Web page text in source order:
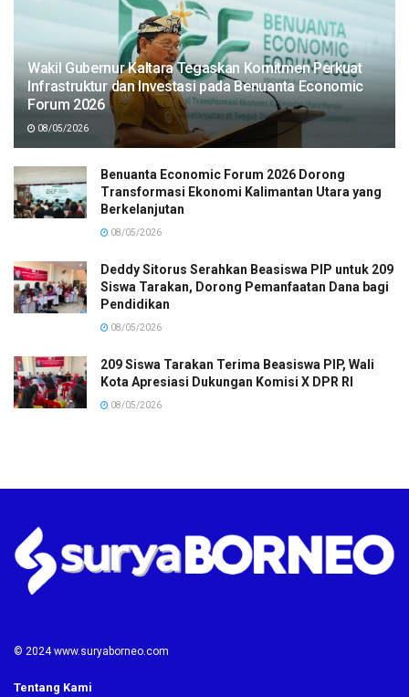
Wakil Gubernur Kaltara Tegaskan Komitmen Perkuat
Infrastruktur dan Investasi pada Benuanta Economic
Forum 2026
08/05/2026
Benuanta Economic Forum 2026 Dorong
Transformasi Ekonomi Kalimantan Utara yang
Berkelanjutan
08/05/2026
Deddy Sitorus Serahkan Beasiswa PIP untuk 209
Siswa Tarakan, Dorong Pemanfaatan Dana bagi
Pendidikan
08/05/2026
209 Siswa Tarakan Terima Beasiswa PIP, Wali
Kota Apresiasi Dukungan Komisi X DPR RI
08/05/2026
© 2024 www.suryaborneo.com
Tentang Kami